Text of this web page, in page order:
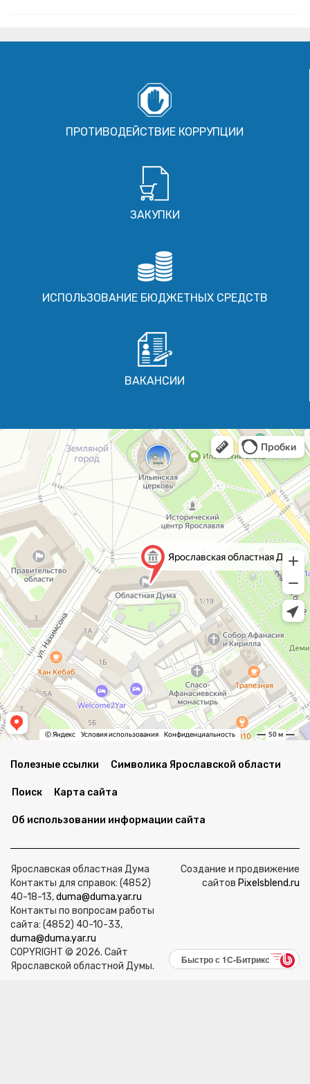
ПРОТИВОДЕЙСТВИЕ КОРРУПЦИИ
ЗАКУПКИ
ИСПОЛЬЗОВАНИЕ БЮДЖЕТНЫХ СРЕДСТВ
ВАКАНСИИ
Полезные ссылки Символика Ярославской области
Поиск Карта сайта
Об использовании информации сайта
Ярославская областная Дума
Контакты для справок: (4852)
40-18-13,duma@duma.yar.ru
Контакты по вопросам работы
сайта: (4852) 40-10-33,
duma@duma.yar.ru
COPYRIGHT © 2026. Сайт
Ярославской областной Думы.
Создание и продвижение
сайтов Pixelsblend.ru
Быстро с 1С-Битрикс